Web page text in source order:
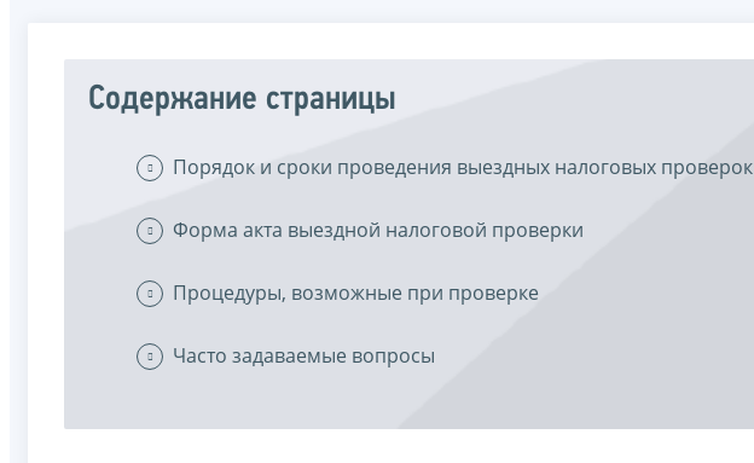
Содержание страницы
Порядок и сроки проведения выездных налоговых проверок
Форма акта выездной налоговой проверки
Процедуры, возможные при проверке
Часто задаваемые вопросы